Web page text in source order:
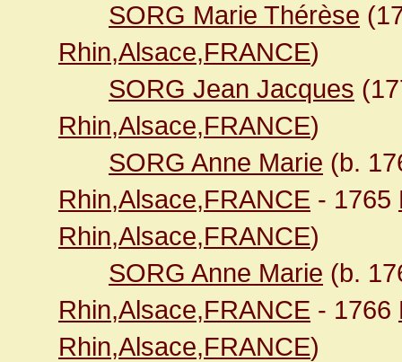
SORG Marie Thérèse
Rhin,Alsace,FRANCE)
SORG Jean Jacques
Rhin,Alsace,FRANCE)
SORG Anne Marie (b.
Rhin,Alsace,FRANCE - 1765
Rhin,Alsace,FRANCE)
SORG Anne Marie (b.
Rhin,Alsace,FRANCE - 1766
Rhin,Alsace,FRANCE)